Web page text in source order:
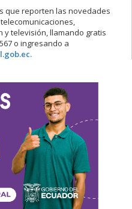
que reporten las novedades
televisión, llamando gratis
o ingresando a